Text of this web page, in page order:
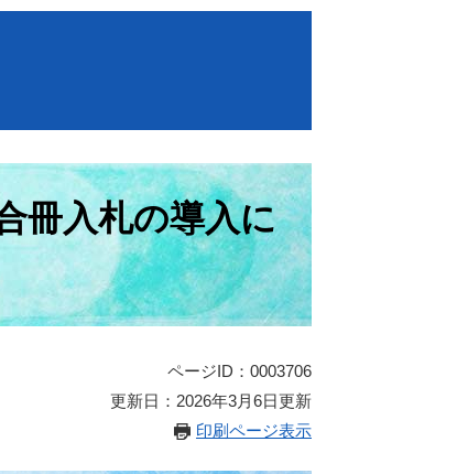
冊入札の導入に
ページID：0003706
更新日：2026年3月6日更新
印刷ページ表示